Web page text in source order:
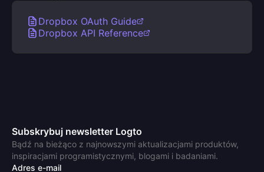
Dropbox OAuth Guide
Dropbox API Reference
Subskrybuj newsletter Logto
Bądź na bieżąco z najnowszymi aktualizacjami produktów,
inspiracjami programistycznymi, blogami i badaniami.
Adres e-mail